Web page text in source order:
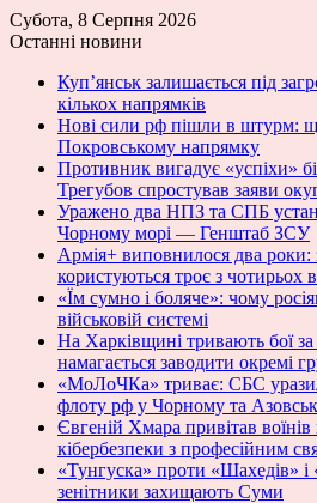
Субота, 8 Серпня 2026
Останні новини
Куп’янськ залишається під
кількох напрямків
Нові сили рф пішли в штурм:
Покровському напрямку
Противник вигадує «успіхи»
Трегубов спростував заяви
Уражено два НПЗ та СПБ
Чорному морі — Генштаб ЗСУ
Армія+ виповнилося два роки:
користуються троє з чотирьох
«Їм сумно і боляче»: чому
військовій системі
На Харківщині тривають бої
намагається заводити окремі
«МоЛоЧКа» триває: СБС
флоту рф у Чорному та
Євгеній Хмара привітав воїнів
кібербезпеки з професійним
«Тунгуска» проти «Шахедів» і
зенітники захищають Суми